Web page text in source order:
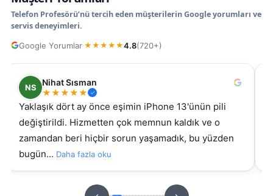
Telefon Profesörü’nü tercih eden müşterilerin Google yorumları ve
servis deneyimleri.
Google Yorumlar·★ ★ ★ ★ ★4.8(720+)
NS
Nihat Sısman
★★★★★
Yaklaşık dört ay önce eşimin iPhone 13'ünün pili
değiştirildi. Hizmetten çok memnun kaldık ve o
zamandan beri hiçbir sorun yaşamadık, bu yüzden
bugün… Daha fazla oku